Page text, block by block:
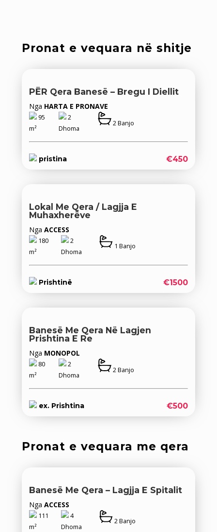
Pronat e vequara në shitje
PËR Qera Banesë – Bregu I Diellit
Nga HARTA E PRONAVE
95
m²
2
Dhoma
2 Banjo
pristina €450
Lokal Me Qera / Lagjja E
Muhaxherëve
Nga ACCESS
180
m²
2
Dhoma
1 Banjo
Prishtinë €1500
Banesë Me Qera Në Lagjen
Prishtina E Re
Nga MONOPOL
80
m²
2
Dhoma
2 Banjo
ex. Prishtina €500
Pronat e vequara me qera
Banesë Me Qera – Lagjja E Spitalit
Nga ACCESS
111
m²
4
Dhoma
2 Banjo